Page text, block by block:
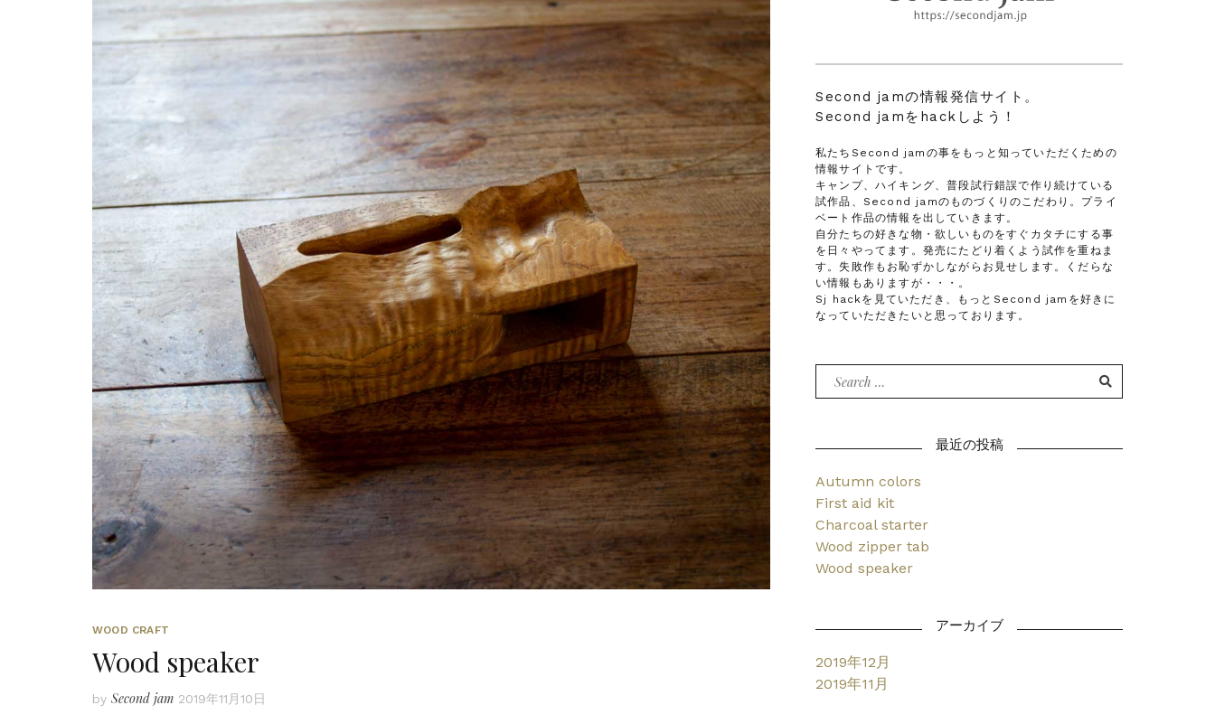
WOOD CRAFT
Wood speaker
by Second jam 2019年11月10日
Second jamの情報発信サイト。
Second jamをhackしよう！
私たちSecond jamの事をもっと知っていただくための
情報サイトです。
キャンプ、ハイキング、普段試行錯誤で作り続けている
試作品、Second jamのものづくりのこだわり。プライ
ベート作品の情報を出していきます。
自分たちの好きな物・欲しいものをすぐカタチにする事
を日々やってます。発売にたどり着くよう試作を重ねま
す。失敗作もお恥ずかしながらお見せします。くだらな
い情報もありますが・・・。
Sj hackを見ていただき、もっとSecond jamを好きに
なっていただきたいと思っております。
Search
for:
最近の投稿
Autumn colors
First aid kit
Charcoal starter
Wood zipper tab
Wood speaker
アーカイブ
2019年12月
2019年11月